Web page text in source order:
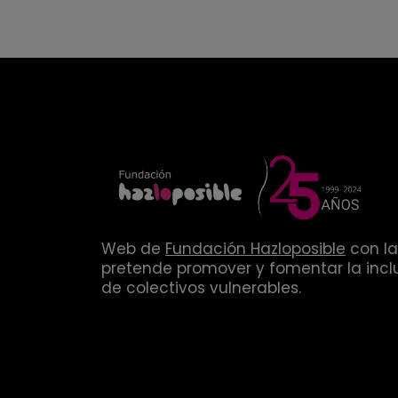
Web de Fundación Hazloposible con
pretende promover y fomentar la
de colectivos vulnerables.